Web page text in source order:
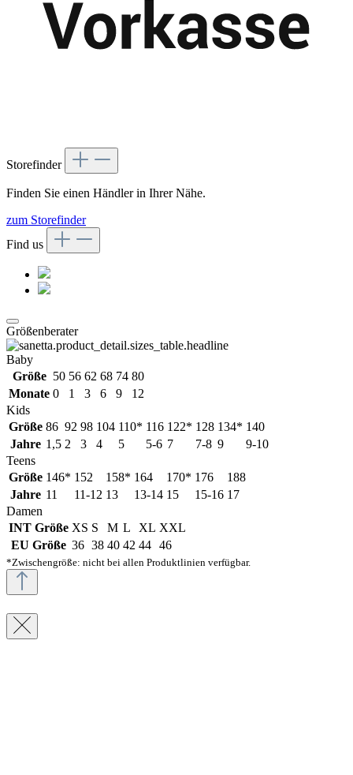
Storefinder
Finden Sie einen Händler in Ihrer Nähe.
zum Storefinder
Find us
Größenberater
Baby
Größe 50 56 62 68 74 80
Monate 0 1 3 6 9
12
Kids
Größe 86 92 98 104 110* 116 122* 128 134* 140
Jahre 1,5 2 3 4 5 5-6 7 7-8 9
9-10
Teens
Größe 146* 152 158* 164 170* 176
188
Jahre 11 11-12 13 13-14 15 15-16 17
Damen
INT Größe XS S M L XL XXL
EU Größe 36 38 40 42 44 46
*Zwischengröße: nicht bei allen Produktlinien verfügbar.